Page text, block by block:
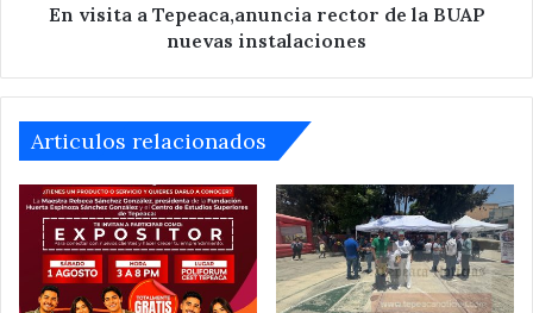
instalaciones
En visita a Tepeaca,anuncia rector de la BUAP
nuevas instalaciones
Articulos relacionados